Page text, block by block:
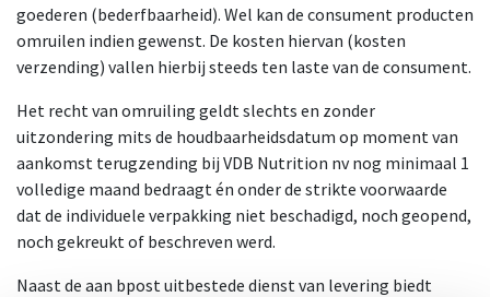
goederen (bederfbaarheid). Wel kan de consument producten
omruilen indien gewenst. De kosten hiervan (kosten
verzending) vallen hierbij steeds ten laste van de consument.
Het recht van omruiling geldt slechts en zonder
uitzondering mits de houdbaarheidsdatum op moment van
aankomst terugzending bij VDB Nutrition nv nog minimaal 1
volledige maand bedraagt én onder de strikte voorwaarde
dat de individuele verpakking niet beschadigd, noch geopend,
noch gekreukt of beschreven werd.
Naast de aan bpost uitbestede dienst van levering biedt